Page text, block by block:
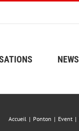
NEWS
Accueil Ponton Event